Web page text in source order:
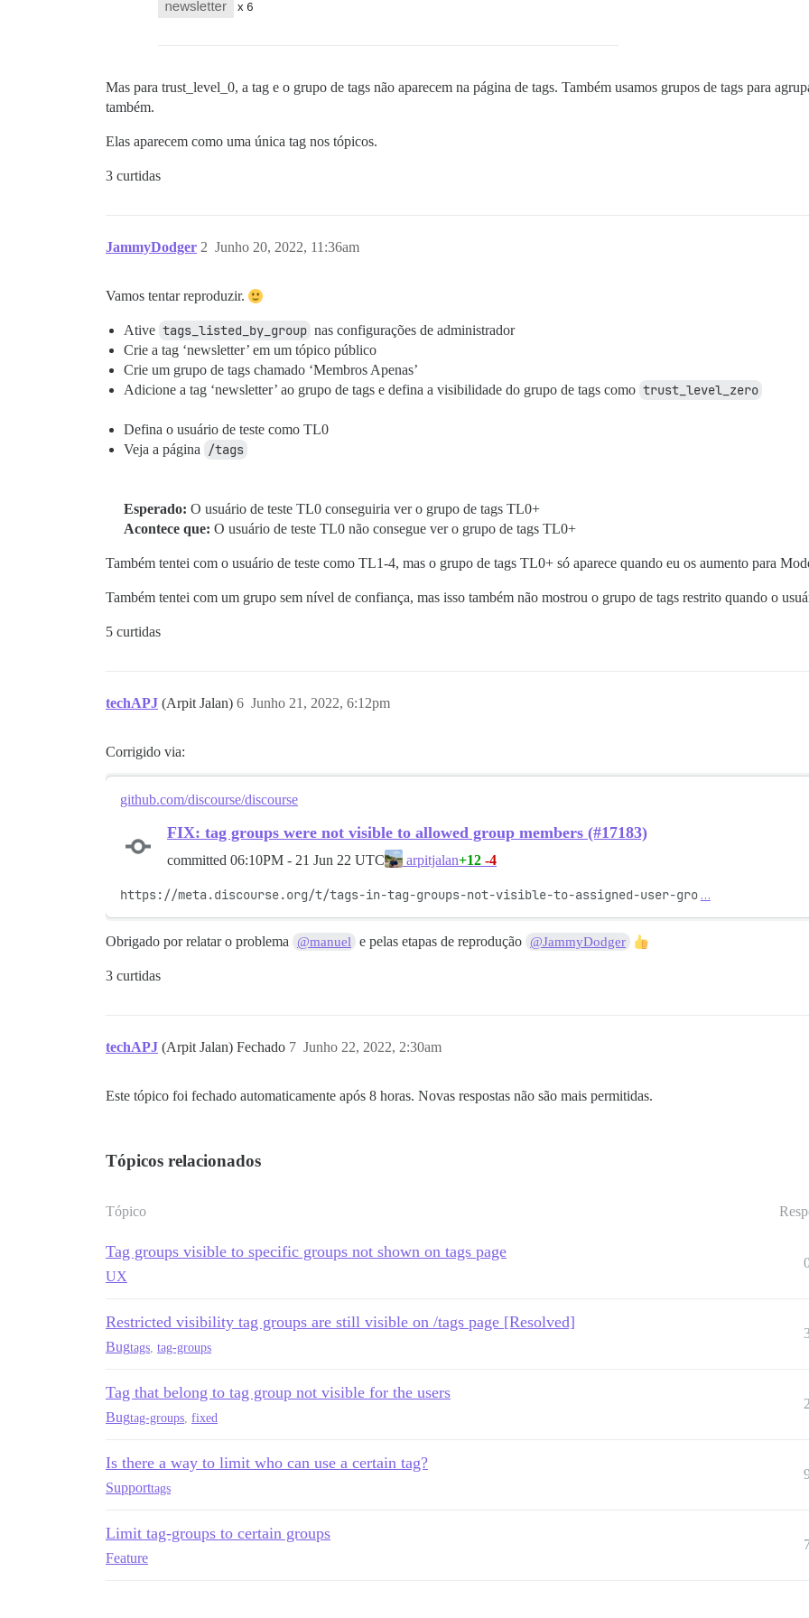
Mas para trust_level_0, a tag e o grupo de tags não aparecem na página de tags. Também usamos grupos de tags para
também.
Elas aparecem como uma única tag nos tópicos.
3 curtidas
JammyDodger Junho 20, 2022, 11:36am
2
Vamos tentar reproduzir.
Ative tags_listed_by_group nas configurações de administrador
Crie a tag ‘newsletter’ em um tópico público
Crie um grupo de tags chamado ‘Membros Apenas’
Adicione a tag ‘newsletter’ ao grupo de tags e defina a visibilidade do grupo de tags como trust_level_zero
Defina o usuário de teste como TL0
Veja a página
/tags
Esperado: O usuário de teste TL0 conseguiria ver o grupo de tags TL0+
Acontece que: O usuário de teste TL0 não consegue ver o grupo de tags TL0+
Também tentei com o usuário de teste como TL1-4, mas o grupo de tags TL0+ só aparece quando eu os aumento para
Também tentei com um grupo sem nível de confiança, mas isso também não mostrou o grupo de tags restrito quando o
5 curtidas
techAPJ (Arpit Jalan) Junho 21, 2022, 6:12pm
6
Corrigido via:
github.com/discourse/discourse
FIX: tag groups were not visible to allowed group members (#17183)
committed 06:10PM - 21 Jun 22 UTC arpitjalan+12 -4
https://meta.discourse.org/t/tags-in-tag-groups-not-visible-to-assigned-user-gro …
Obrigado por relatar o problema @manuel e pelas etapas de reprodução @JammyDodger
3 curtidas
techAPJ (Arpit Jalan) Fechado Junho 22, 2022, 2:30am
7
Este tópico foi fechado automaticamente após 8 horas. Novas respostas não são mais permitidas.
Tópicos relacionados
Tópico
Tag groups visible to specific groups not shown on tags page
UX
Restricted visibility tag groups are still visible on /tags page [Resolved]
Bugtags tag-groups
Tag that belong to tag group not visible for the users
Bugtag-groups fixed
2
Is there a way to limit who can use a certain tag?
Supporttags
Limit tag-groups to certain groups
Feature